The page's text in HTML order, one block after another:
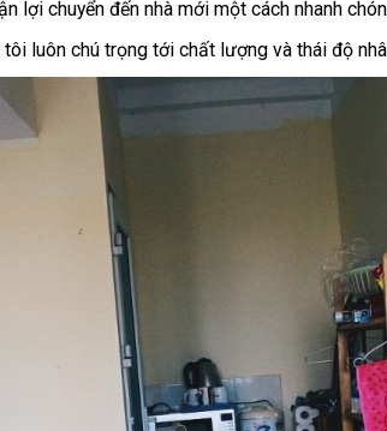
lợi chuyển đến nhà mới một cách nhanh
luôn chú trọng tới chất lượng và thái độ